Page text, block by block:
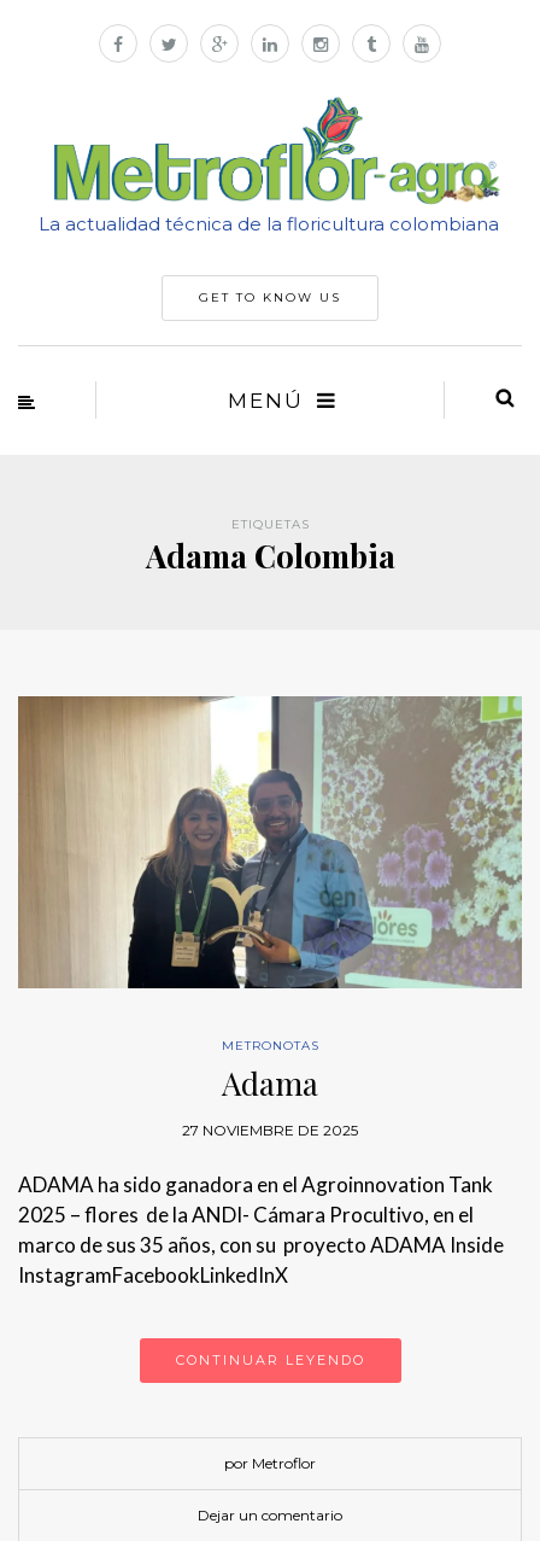
La actualidad técnica de la floricultura colombiana
GET TO KNOW US
MENÚ
ETIQUETAS
Adama Colombia
METRONOTAS
Adama
27 NOVIEMBRE DE 2025
ADAMA ha sido ganadora en el Agroinnovation Tank
2025 – flores de la ANDI- Cámara Procultivo, en el
marco de sus 35 años, con su proyecto ADAMA Inside
InstagramFacebookLinkedInX
CONTINUAR LEYENDO
por Metroflor
Dejar un comentario